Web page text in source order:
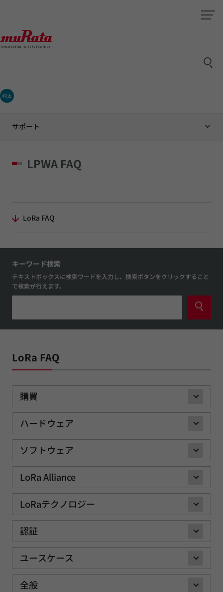
村太
サポート
LPWA FAQ
LoRa FAQ
キーワード検索
テキストボックスに検索ワードを入力し、検索ボタンをクリックすること
で検索が行えます。
LoRa FAQ
購買
ハードウェア
ソフトウェア
LoRa Alliance
LoRaテクノロジー
認証
ユースケース
全般